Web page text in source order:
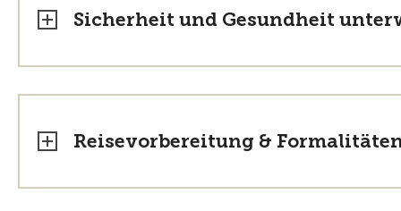
Sicherheit und Gesundheit
Reisevorbereitung &